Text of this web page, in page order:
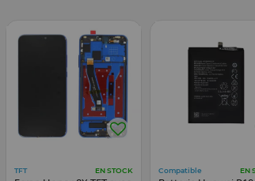
TFT EN STOCK Compatible EN